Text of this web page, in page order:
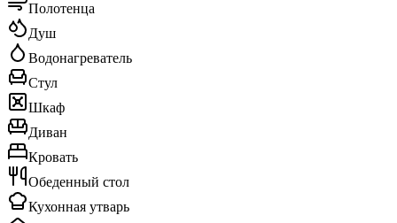
Полотенца
Душ
Водонагреватель
Стул
Шкаф
Диван
Кровать
Обеденный стол
Кухонная утварь